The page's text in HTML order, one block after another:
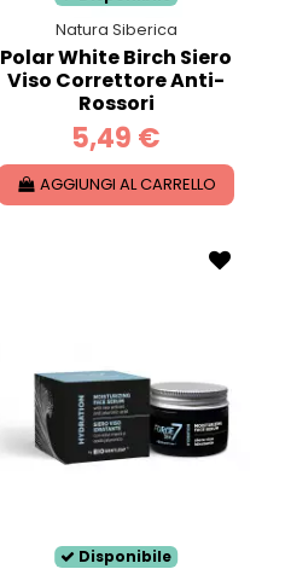
Natura Siberica
Polar White Birch Siero
Viso Correttore Anti-
Rossori
5,49 €
AGGIUNGI AL CARRELLO
Disponibile